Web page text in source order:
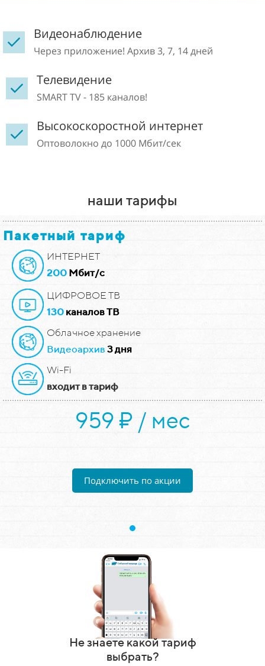
Видеонаблюдение
Через приложение! Архив 3, 7, 14 дней
Телевидение
SMART TV - 185 каналов!
Высокоскоростной интернет
Оптоволокно до 1000 Мбит/сек
наши тарифы
Пакетный тариф
ИНТЕРНЕТ
200 Мбит/с
ЦИФРОВОЕ ТВ
130 каналов ТВ
Облачное хранение
Видеоархив 3 дня
Wi-Fi
входит в тариф
959 ₽ / мес
Подключить по акции
Не знаете какой тариф
выбрать?